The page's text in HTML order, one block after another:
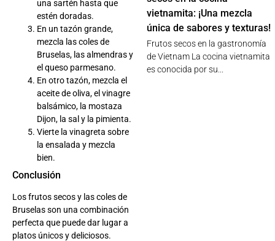
una sartén hasta que
estén doradas.
En un tazón grande,
mezcla las coles de
Bruselas, las almendras y
el queso parmesano.
En otro tazón, mezcla el
aceite de oliva, el vinagre
balsámico, la mostaza
Dijon, la sal y la pimienta.
Vierte la vinagreta sobre
la ensalada y mezcla
bien.
Conclusión
Los frutos secos y las coles de
Bruselas son una combinación
perfecta que puede dar lugar a
platos únicos y deliciosos.
vietnamita: ¡Una mezcla
única de sabores y texturas!
Frutos secos en la gastronomía
de Vietnam La cocina vietnamita
es conocida por su...